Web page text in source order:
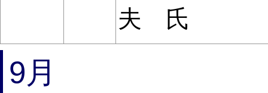
夫 氏
9月